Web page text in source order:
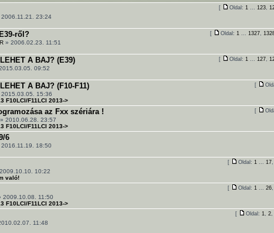
[ Oldal: 1 ... 123,
2006.11.21. 23:24
[ Oldal: 1 ... 1327,
ről?
» 2006.02.23. 11:51
[ Oldal: 1 ... 127,
A BAJ? (E39)
09:52
[
A BAJ? (F10-F11)
2015.03.05. 15:36
F10LCI/F11LCI 2013->
[
az Fxx szériára !
» 2010.06.28. 23:57
F10LCI/F11LCI 2013->
6
2016.11.19. 18:50
[ Oldal: 1 ... 17,
10:22
való!
[ Oldal: 1 ... 26,
2009.10.08. 11:50
F10LCI/F11LCI 2013->
[ Oldal: 1, 2,
11:48